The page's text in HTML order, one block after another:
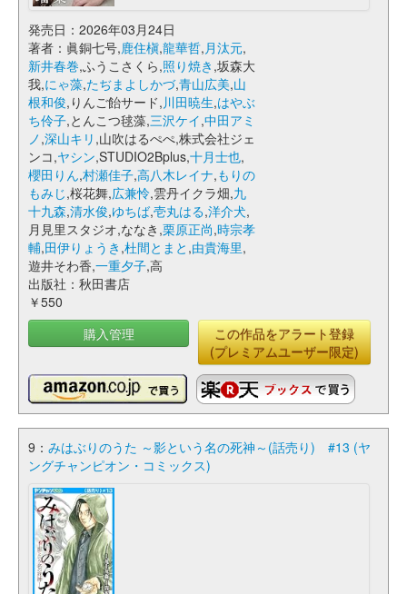
発売日：2026年03月24日
著者：眞銅七号,鹿住槇,龍華哲,月汰元,
新井春巻,ふうこさくら,照り焼き ,坂森大
我,にゃ藻,たぢまよしかづ,青山広美,山
根和俊,りんご飴サード,川田暁生,はやぶ
ち伶子,とんこつ毬藻,三沢ケイ,中田アミ
ノ ,深山キリ ,山吹はるぺぺ,株式会社ジェ
ンコ,ヤシン,STUDIO2Bplus,十月士也,
櫻田りん,村瀬佳子,高八木レイナ,もりの
もみじ,桜花舞,広兼怜,雲丹イクラ畑,九
十九森,清水俊,ゆちば,壱丸はる,洋介犬,
月見里スタジオ,ななき,栗原正尚,時宗孝
輔,田伊りょうき ,杜間とまと ,由貴海里,
遊井そわ香,一重夕子,高
出版社：秋田書店
￥550
購入管理
この作品をアラート登録
(プレミアムユーザー限定)
9： みはぶりのうた ～影という名の死神～(話売り) #13 (ヤ
ングチャンピオン・コミックス)